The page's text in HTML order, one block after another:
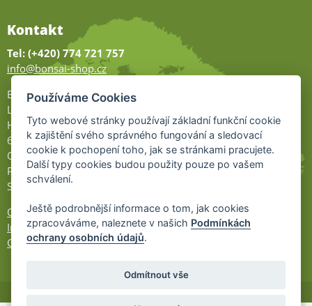
Kontakt
Tel: (+420) 774 721 757
info@bonsai-shop.cz
Bonsai-shop
Legionářů 2
Hodonín
695 01
Otevřeno:
Po-Pá 9-17
So 9-11:30
Ochrana osobních údajů
Informace UKZÚZ
Cookies
Používáme Cookies
Tyto webové stránky používají základní funkční cookie
k zajištění svého správného fungování a sledovací
cookie k pochopení toho, jak se stránkami pracujete.
Další typy cookies budou použity pouze po vašem
schválení.
Ještě podrobnější informace o tom, jak cookies
zpracováváme, naleznete v našich Podmínkách
ochrany osobních údajů.
Odmítnout vše